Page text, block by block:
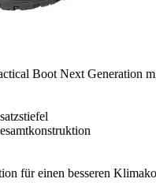
Boot Next Generation
für einen besseren